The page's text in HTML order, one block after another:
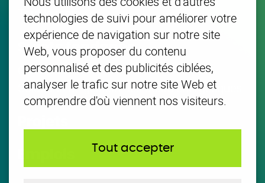
Tout le reste
Sujets tendance
Conseil en IA
Solutions de gestion des actifs énergétiques
technologies de suivi pour améliorer votre
expérience de navigation sur notre site
Web, vous proposer du contenu
personnalisé et des publicités ciblées,
analyser le trafic sur notre site Web et
comprendre d'où viennent nos visiteurs.
Tout accepter